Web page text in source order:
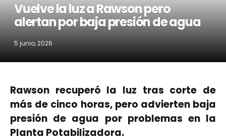
Vuelve la luz a Rawson pero
alertan por baja presión de agua
5 junio, 2026
Rawson recuperó la luz tras corte de
más de cinco horas, pero advierten baja
presión de agua por problemas en la
Planta Potabilizadora.